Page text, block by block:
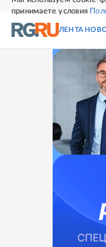
принимаете условия
СВЕЖИЙ НОМЕР
ЛЕНТА